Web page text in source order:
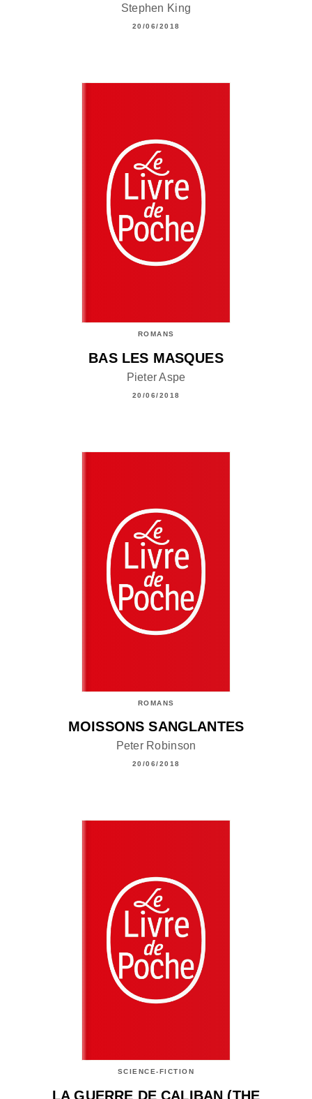
Stephen King
20/06/2018
ROMANS
BAS LES MASQUES
Pieter Aspe
20/06/2018
ROMANS
MOISSONS SANGLANTES
Peter Robinson
20/06/2018
SCIENCE-FICTION
LA GUERRE DE CALIBAN (THE